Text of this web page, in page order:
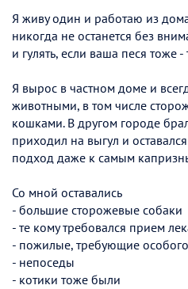
Я живу один и работаю из
никогда не останется без
и гулять, если ваша песя
Я вырос в частном доме и
животными, в том числе
кошками. В другом городе
приходил на выгул и
подход даже к самым
Со мной оставались
- большие сторожевые собаки
- те кому требовался прием
- пожилые, требующие
- непоседы
- котики тоже были